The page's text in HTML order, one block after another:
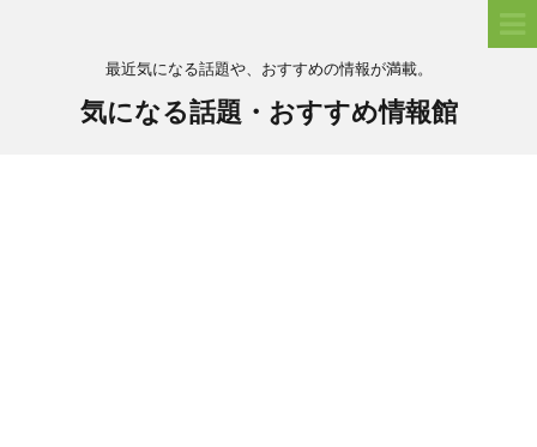
最近気になる話題や、おすすめの情報が満載。
気になる話題・おすすめ情報館